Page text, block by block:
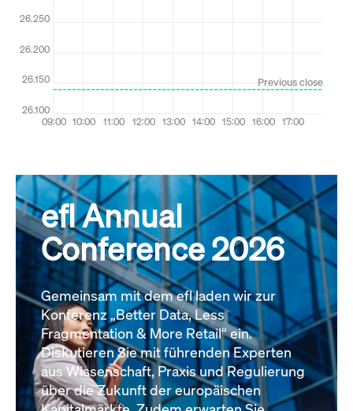
efl Annual
Conference 2026
Gemeinsam mit dem efl laden wir zur
Konferenz „Better Data, Less
Fragmentation & More Retail“ ein.
Diskutieren Sie mit führenden Experten
aus Wissenschaft, Praxis und Regulierung
über die Zukunft der europäischen